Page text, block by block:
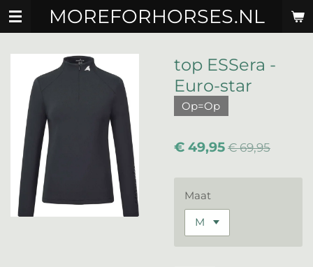
Ga
hoofdinhoud
MOREFORHORSES.NL
top ESSera -
Euro-star
Op=Op
€ 49,95 € 69,95
Maat